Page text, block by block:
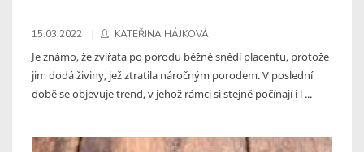
15.03.2022 KATEŘINA HÁJKOVÁ
Je známo, že zvířata po porodu běžně snědí placentu, protože
jim dodá živiny, jež ztratila náročným porodem. V poslední
době se objevuje trend, v jehož rámci si stejně počínají i l ...